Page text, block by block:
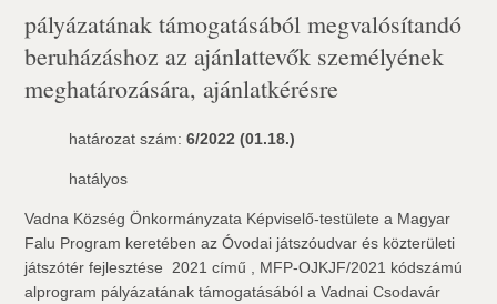
pályázatának támogatásából megvalósítandó
beruházáshoz az ajánlattevők személyének
meghatározására, ajánlatkérésre
határozat szám:6/2022 (01.18.)
hatályos
Vadna Község Önkormányzata Képviselő-testülete a Magyar
Falu Program keretében az Óvodai játszóudvar és közterületi
játszótér fejlesztése  2021 című , MFP-OJKJF/2021 kódszámú
alprogram pályázatának támogatásából a Vadnai Csodavár